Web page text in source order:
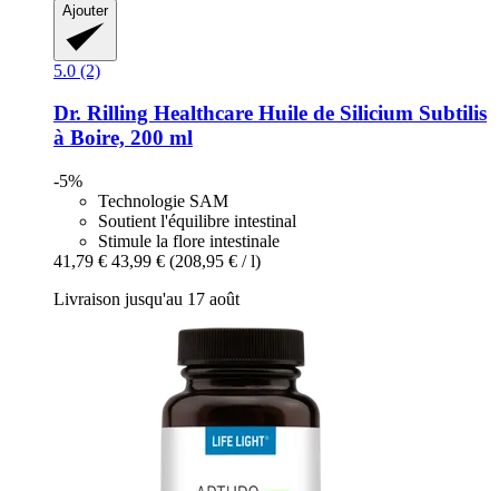
Ajouter
5.0 (2)
Dr. Rilling Healthcare Huile de Silicium Subtilis
à Boire, 200 ml
-5%
Technologie SAM
Soutient l'équilibre intestinal
Stimule la flore intestinale
41,79 € 43,99 € (208,95 € / l)
Livraison jusqu'au 17 août